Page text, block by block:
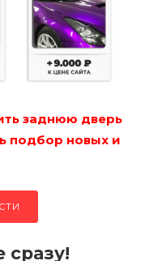
заднюю дверь
подбор новых и
сразу!